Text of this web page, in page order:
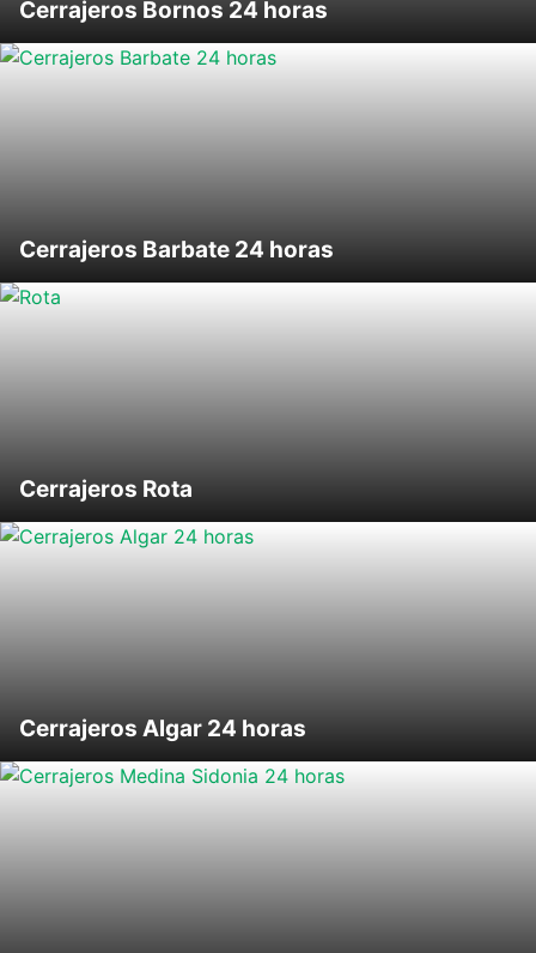
Cerrajeros Bornos 24 horas
Cerrajeros Barbate 24 horas
Cerrajeros Rota
Cerrajeros Algar 24 horas